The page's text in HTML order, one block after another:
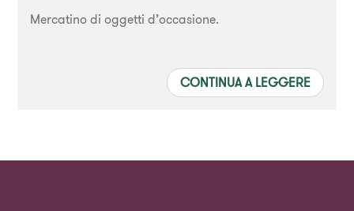
Mercatino di oggetti d’occasione.
CONTINUA A LEGGERE